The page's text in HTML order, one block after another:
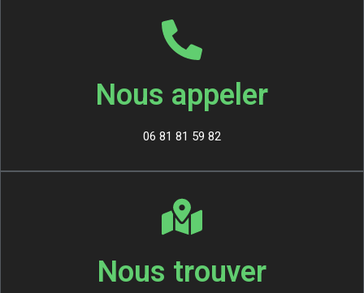
Nous appeler
06 81 81 59 82
Nous trouver